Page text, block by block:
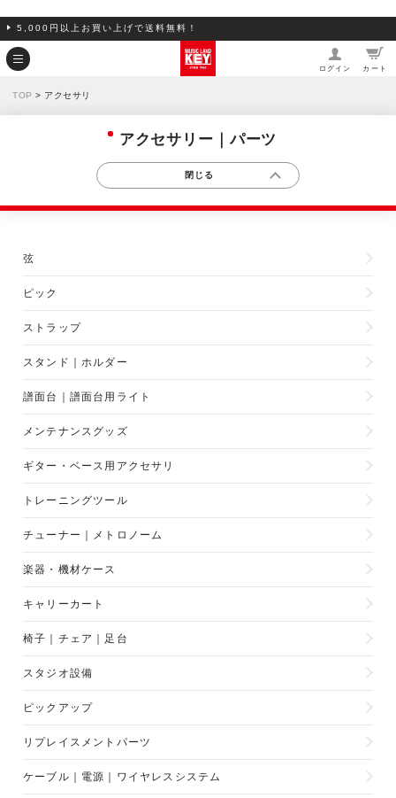
5,000円以上お買い上げで送料無料！
ログイン カート
TOP > アクセサリ
アクセサリー｜パーツ
弦
ピック
ストラップ
スタンド｜ホルダー
譜面台｜譜面台用ライト
メンテナンスグッズ
ギター・ベース用アクセサリ
トレーニングツール
チューナー｜メトロノーム
楽器・機材ケース
キャリーカート
椅子｜チェア｜足台
スタジオ設備
ピックアップ
リプレイスメントパーツ
ケーブル｜電源｜ワイヤレスシステム